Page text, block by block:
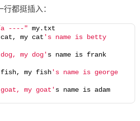
都挺插入：
a ----" my.txt
my cat 's name is betty
my dog' s name is frank
my fish's name is george
my goat' s name is adam